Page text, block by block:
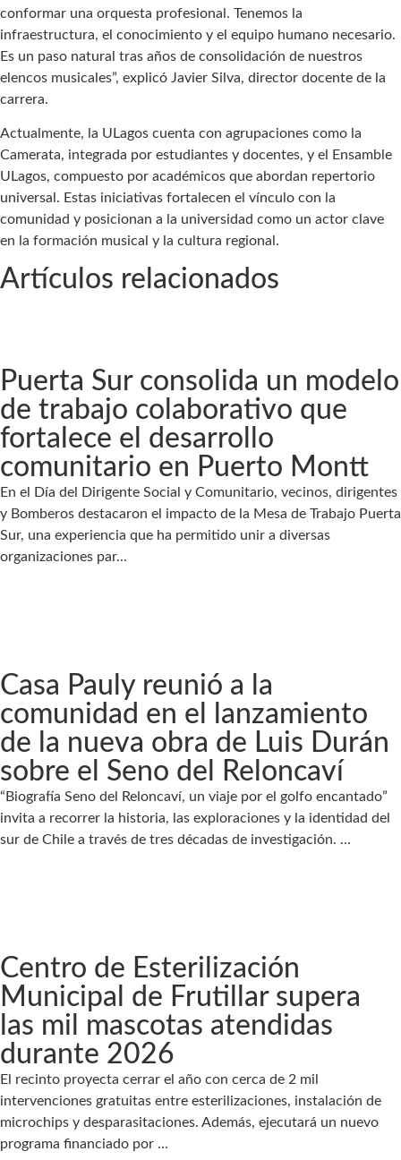
conformar una orquesta profesional. Tenemos la
infraestructura, el conocimiento y el equipo humano necesario.
Es un paso natural tras años de consolidación de nuestros
elencos musicales”, explicó Javier Silva, director docente de la
carrera.
Actualmente, la ULagos cuenta con agrupaciones como la
Camerata, integrada por estudiantes y docentes, y el Ensamble
ULagos, compuesto por académicos que abordan repertorio
universal. Estas iniciativas fortalecen el vínculo con la
comunidad y posicionan a la universidad como un actor clave
en la formación musical y la cultura regional.
Artículos relacionados
Puerta Sur consolida un modelo
de trabajo colaborativo que
fortalece el desarrollo
comunitario en Puerto Montt
En el Día del Dirigente Social y Comunitario, vecinos, dirigentes
y Bomberos destacaron el impacto de la Mesa de Trabajo Puerta
Sur, una experiencia que ha permitido unir a diversas
organizaciones par...
Casa Pauly reunió a la
comunidad en el lanzamiento
de la nueva obra de Luis Durán
sobre el Seno del Reloncaví
“Biografía Seno del Reloncaví, un viaje por el golfo encantado”
invita a recorrer la historia, las exploraciones y la identidad del
sur de Chile a través de tres décadas de investigación. ...
Centro de Esterilización
Municipal de Frutillar supera
las mil mascotas atendidas
durante 2026
El recinto proyecta cerrar el año con cerca de 2 mil
intervenciones gratuitas entre esterilizaciones, instalación de
microchips y desparasitaciones. Además, ejecutará un nuevo
programa financiado por ...